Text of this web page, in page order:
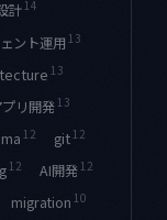
計14
ント運用 13
13
プリ開発13
12 git12
12 AI開発12
migration 10